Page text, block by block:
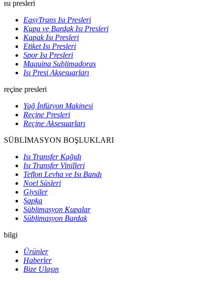
ısı presleri
EasyTrans Isı Presleri
Kupa ve Bardak Isı Presleri
Kapak Isı Presleri
Etiket Isı Presleri
Spor Isı Presleri
Maquina Sublimadoras
Isı Presi Aksesuarları
reçine presleri
Yağ İnfüzyon Makinesi
Reçine Presleri
Reçine Aksesuarları
SÜBLİMASYON BOŞLUKLARI
Isı Transfer Kağıdı
Isı Transfer Vinilleri
Teflon Levha ve Isı Bandı
Noel Süsleri
Giysiler
Şapka
Süblimasyon Kupalar
Süblimasyon Bardak
bilgi
Ürünler
Haberler
Bize Ulaşın